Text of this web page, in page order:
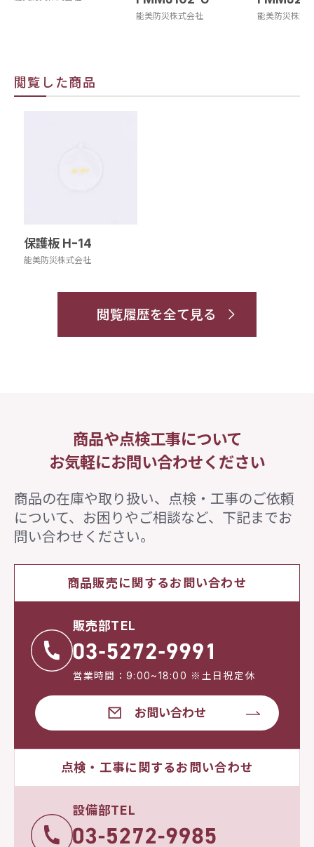
能美防災株式会社 能美防災株式
閲覧した商品
保護板 Hｰ14
能美防災株式会社
閲覧履歴を全て見る
商品や点検工事について
お気軽にお問い合わせください
商品の在庫や取り扱い、点検・工事のご依頼
について、 お困りやご相談など、下記までお
問い合わせください。
商品販売に関するお問い合わせ
販売部TEL
営業時間：9:00~18:00 ※土日祝定休
お問い合わせ
点検・工事に関するお問い合わせ
設備部TEL